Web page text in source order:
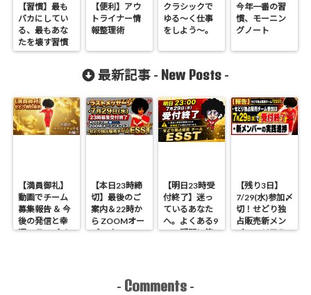
【習慣】最も
バカにしてい
る、最もあな
たを壊す習慣
【便利】アウ
トライナー情
報整理術
クラシックで
ゆる〜く仕事
をしよう〜。
今年一番の習
慣、モーニン
グノート
最新記事 - New Posts -
【満員御礼】
動画でチーム
募集報告 ＆ 今
後の発信と幸
運のラッパイ
【本日23時締
切】最後のご
案内＆22時か
ら ZOOMオー
プンオフィス
【明日23時受
付終了】迷っ
ているあなた
へ。よくある9
つの疑問に答
【残り3日】
7/29(水)参加〆
切！せどり独
占販売新メン
バーのリアル
- Comments -